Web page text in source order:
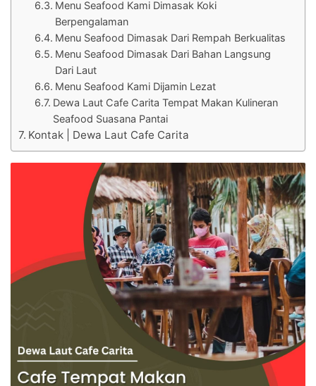
Menu Seafood Kami Dimasak Koki
Berpengalaman
Menu Seafood Dimasak Dari Rempah Berkualitas
Menu Seafood Dimasak Dari Bahan Langsung
Dari Laut
Menu Seafood Kami Dijamin Lezat
Dewa Laut Cafe Carita Tempat Makan Kulineran
Seafood Suasana Pantai
Kontak | Dewa Laut Cafe Carita